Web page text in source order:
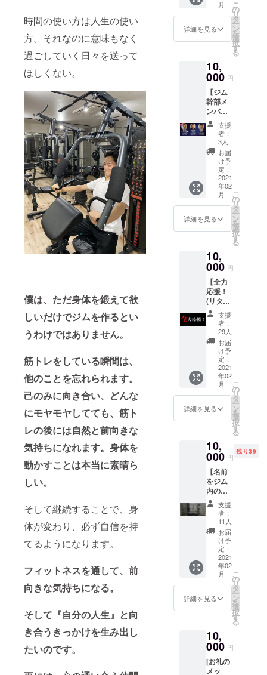
時間の使い方は人生の使い
方。それなのに意味もなく
過ごしていく日々を送って
ほしくない。
僕は、ただ身体を鍛えて欲
しいだけでジムを作るとい
うわけではありません。
筋トレをしている瞬間は、
他のことを忘れられます。
己のみに向き合い、どんな
にモヤモヤしてても、筋ト
レの後には自然と前向きな
気持ちになれます。身体を
動かすことは本当に素晴ら
しい。
そして継続することで、身
体が変わり、必ず自信を持
てるようになります。
フィットネスを通して、前
向きな気持ちになる。
そして『自分の人生』と向
き合うきっかけを生み出し
たいのです。
参加可
す。 ・
備考欄
日程を
記入く
ださ
い。 ・
２回以
上ご参
加して
くださ
る方
は、希
望する
回数に
合わせ
た口数
をご支
いしま
す！ ・
都合が
合わな
い方は
別途調
整させ
ていた
だきま
す。 ・
有効期
限2021
年12月
31日ま
ラウド
ファン
ディン
グ終了
後、登
いただ
いてい
るメー
ルアド
レスに
連絡さ
せてい
ただき
ます。
・可能
な方
は、備
考欄へ
お名前
（漢字/
フリガ
ナフル
ネー
ム）の
お願い
しま
す。
・期間
3月〜
2022年
注意 ・
クラウ
ドファ
ンディ
ング終
了後、
登録し
ていた
だいて
いる
メール
アドレ
スに連
絡させ
す。 ・
可能な
お名前
（漢字/
フリガ
ナフル
ネー
ム）の
記入を
お願い
しま
す。
す！ ・
1口あた
り3か月
置した
い期間
に応じ
た口数
のご支
援をお
願いい
たしま
（例：
6ヶ月間
設置し
たい場
合は2
口）。
するビ
ラの枚
ださ
い！ ・
有効期
限2021
年3月31
日まで
▼注意
・ビ
ラ・チ
ラシへ
の記載
内容に
よって
は、設
せてい
ただく
ます。
・備考
欄へ、
お名前
もしく
は企業
名のご
記入を
お願い
いたし
ます。
紙メッ
セージ
をお届
き
10,000
りま
す。→
例:50,0
00円を
お気持
ちでご
支援い
ただけ
る方は5
口とな
りま
す。 ▼
注意 ★
クラウ
了後、
ご記入
いただ
いた住
所に送
り致し
ます。
★お名
前（漢
字/フリ
ガナフ
ルネー
ム）、
住所の
記入を
しま
す。
なSail
KYOTO
スタッ
フが、
ナルト
レーニ
ングを
提供致
しま
す。 1
回あた
り1時間
となり
ます。
場所は
Sail
KYOTO
にて行
いま
す。 ▼
詳細 ・
レーニ
ングを
いただ
くこと
ができ
ます。
・1口に
つき1時
間とな
りま
す。 ・
複数日
受けて
くださ
る方
は、希
た口数
をご支
援お願
いしま
す！ ・
有効期
限2021
年12月
31日ま
で ▼注
ラウド
ファン
ディン
グ終了
録して
いただ
ルアド
レスに
連絡さ
せてい
月
詳細を見る
こ
の
リ
タ
ー
ン
を
選
択
す
る
10,
000 円
【ジム
幹部メ
ンバー
をレン
タル！]
▼内容
✔︎Sail
KYOTO
立ち上
げ幹部
メン
バーを
レンタ
ルし、
選択し
リター
ンを実
施いた
しま
す！ ✔︎
リター
ンの内
容は下
記から
ご覧く
ださ
い。 ✔︎
備考欄
に、希
望され
る幹部
メン
ださ
い。
幹部・
雄飛の
リフ
ティン
グ講
座！】
▼内容
✔︎ジム
の幹部
で京都
大学体
育会
サッ
カー部
雄飛が
リフ
ティン
グを1か
支援
者：
3人
お届
け予
定：
2021
年02
月
詳細を見る
こ
の
リ
タ
ー
ン
を
選
択
す
る
10,
000 円
【全力
応援！
(リター
ンが不
要な方
向け)】
▼リ
ターン
内容 ✔︎
全力の
応援、
本当に
ありが
とうご
ざいま
メッ
セージ
をメー
ルにて
送付さ
せてい
ただき
ます。
フィッ
トネス
と学生
の未来
にかけ
て、全
力で挑
まさせ
▼注意
★備考
お名前
支援
者：
29人
お届
け予
定：
2021
年02
月
詳細を見る
こ
の
リ
タ
ー
ン
を
選
択
す
る
10,
000 円
残り39
【名前
をジム
内の協
賛者と
して壁
にステ
ンシル
で掲
載】 ＋
【Sail
KYOTO
オリジ
ナル T
シャ
ツ】 ▼
面に協
賛者様
の掲載
・オリ
ジナル
支援
者：
11人
お届
け予
定：
2021
年02
月
詳細を見る
こ
の
リ
タ
ー
ン
を
選
択
す
る
10,
000 円
[お礼の
メッ